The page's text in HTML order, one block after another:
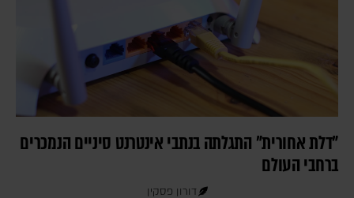
"דלת אחורית" התגלתה בנתבי אינטרנט סיניים הנמכרים
ברחבי העולם
דורון פסקין